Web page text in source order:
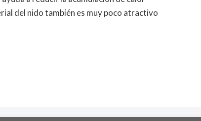
del nido también es muy poco atractivo